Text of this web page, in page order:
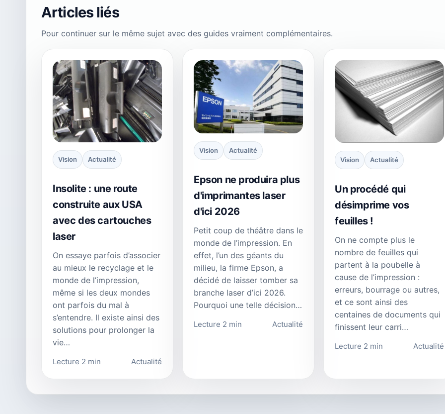
Articles liés
Pour continuer sur le même sujet avec des guides vraiment complémentaires.
Vision Actualité
Insolite : une route
construite aux USA
avec des cartouches
laser
On essaye parfois d’associer
au mieux le recyclage et le
monde de l’impression,
même si les deux mondes
ont parfois du mal à
s’entendre. Il existe ainsi des
solutions pour prolonger la
vie…
Lecture 2 min Actualité
Vision Actualité
Epson ne produira plus
d'imprimantes laser
d'ici 2026
Petit coup de théâtre dans le
monde de l’impression. En
effet, l’un des géants du
milieu, la firme Epson, a
décidé de laisser tomber sa
branche laser d’ici 2026.
Pourquoi une telle décision…
Lecture 2 min Actualité
Vision Actualité
Un procédé qui
désimprime vos
feuilles !
On ne compte plus le
nombre de feuilles qui
partent à la poubelle à
cause de l’impression :
erreurs, bourrage ou autres,
et ce sont ainsi des
centaines de documents qui
finissent leur carri…
Lecture 2 min Actualité